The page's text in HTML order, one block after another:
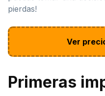
pierdas!
Ver
Primeras